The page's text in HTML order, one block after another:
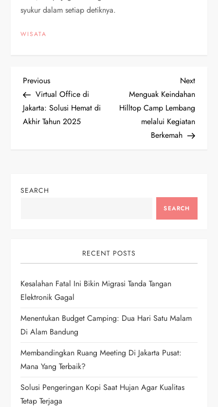
syukur dalam setiap detiknya.
WISATA
P
o
s
a
g
a
t
i
o
n
Previous
Post
Previous
Virtual Office di
Jakarta: Solusi Hemat di
Akhir Tahun 2025
Next
Post
Next
Menguak Keindahan
Hilltop Camp Lembang
melalui Kegiatan
Berkemah
SEARCH
SEARCH
RECENT POSTS
Kesalahan Fatal Ini Bikin Migrasi Tanda Tangan
Elektronik Gagal
Menentukan Budget Camping: Dua Hari Satu Malam
Di Alam Bandung
Membandingkan Ruang Meeting Di Jakarta Pusat:
Mana Yang Terbaik?
Solusi Pengeringan Kopi Saat Hujan Agar Kualitas
Tetap Terjaga